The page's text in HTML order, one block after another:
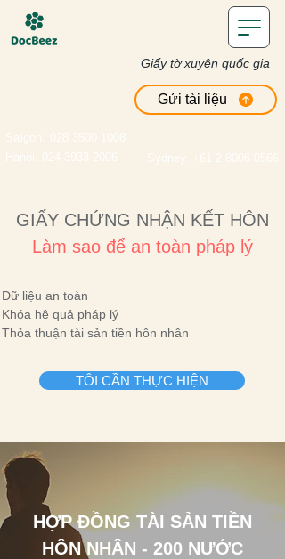
Sydney. +61 2 8006 0566
Hanoi. 024 3933 2006
Saigon . 028 3500 1008
Giấy tờ xuyên quốc gia
Gửi tài liệu
GIẤY CHỨNG NHẬN KẾT HÔN
Làm sao để an toàn pháp lý
Dữ liệu an toàn
Khóa hệ quả pháp lý
Thỏa thuận tài sản tiền hôn nhân
TÔI CẦN THỰC HIỆN
HỢP ĐỒNG TÀI SẢN TIỀN
HÔN NHÂN - 200 NƯỚC